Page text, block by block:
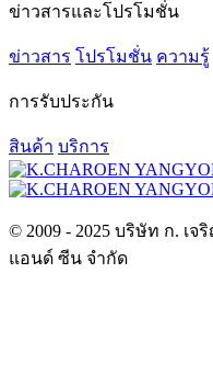
ข่าวสารและโปรโมชั่น
ข่าวสาร โปรโมชั่น ความรู้
การรับประกัน
สินค้า บริการ
© 2009 - 2025 บริษัท ก. เ
แอนด์ ซีน จำกัด